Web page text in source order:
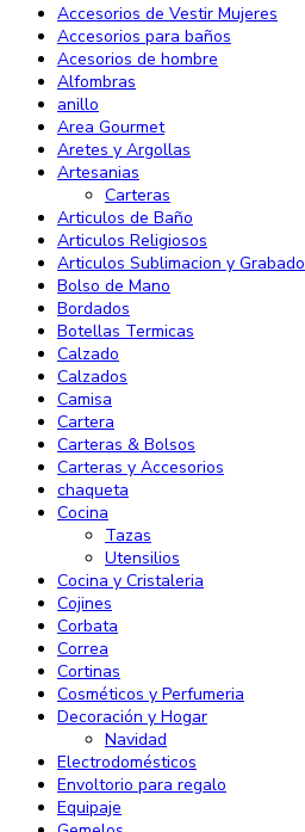
Accesorios de Vestir Mujeres
Accesorios para baños
Acesorios de hombre
Alfombras
anillo
Area Gourmet
Aretes y Argollas
Artesanias
Carteras
Articulos de Baño
Articulos Religiosos
Articulos Sublimacion y Grabado
Bolso de Mano
Bordados
Botellas Termicas
Calzado
Calzados
Camisa
Cartera
Carteras & Bolsos
Carteras y Accesorios
chaqueta
Cocina
Tazas
Utensilios
Cocina y Cristaleria
Cojines
Corbata
Correa
Cortinas
Cosméticos y Perfumeria
Decoración y Hogar
Navidad
Electrodomésticos
Envoltorio para regalo
Equipaje